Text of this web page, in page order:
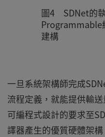
圖4 SDNet的
Programmable
建構
一旦系統架構師完成
流程定義，就能提供輸
可編程式設計的要求至
譯器產生的優質硬體架